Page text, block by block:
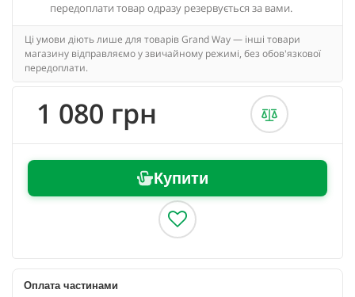
передоплати товар одразу резервується за вами.
Ці умови діють лише для товарів Grand Way — інші товари
магазину відправляємо у звичайному режимі, без обов'язкової
передоплати.
1 080 грн
Купити
Оплата частинами